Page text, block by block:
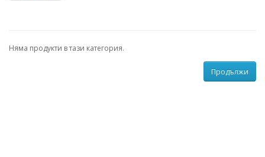
Няма продукти в тази категория.
Продължи